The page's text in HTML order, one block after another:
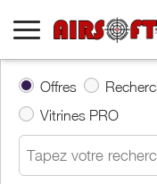
Offres
Vitrines PRO